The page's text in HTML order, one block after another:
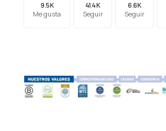
9.5K
Me gusta
41.4K
Seguir
6.6K
Seguir